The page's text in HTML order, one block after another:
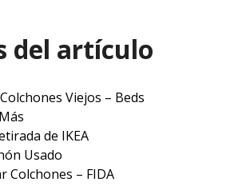
del artículo
Viejos – Beds
de IKEA
Usado
Colchones – FIDA